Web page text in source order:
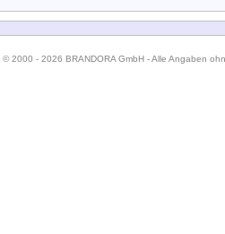
© 2000 - 2026 BRANDORA GmbH - Alle Angaben